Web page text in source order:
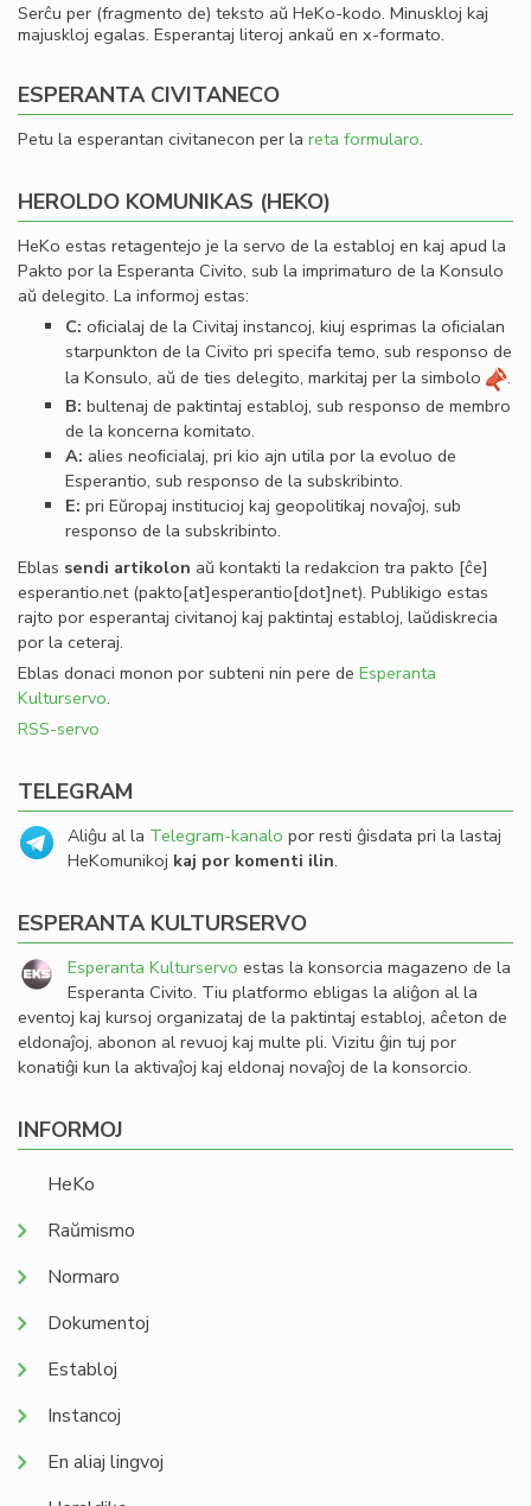
Serĉu per (fragmento de) teksto aŭ HeKo-kodo. Minuskloj kaj
majuskloj egalas. Esperantaj literoj ankaŭ en x-formato.
ESPERANTA CIVITANECO
Petu la esperantan civitanecon per la reta formularo.
HEROLDO KOMUNIKAS (HEKO)
HeKo estas retagentejo je la servo de la establoj en kaj apud la
Pakto por la Esperanta Civito, sub la imprimaturo de la Konsulo
aŭ delegito. La informoj estas:
C: oﬁcialaj de la Civitaj instancoj, kiuj esprimas la oﬁcialan
starpunkton de la Civito pri specifa temo, sub responso de
la Konsulo, aŭ de ties delegito, markitaj per la simbolo
.
B: bultenaj de paktintaj establoj, sub responso de membro
de la koncerna komitato.
A: alies neoﬁcialaj, pri kio ajn utila por la evoluo de
Esperantio, sub responso de la subskribinto.
E: pri Eŭropaj institucioj kaj geopolitikaj novaĵoj, sub
responso de la subskribinto.
Eblas sendi artikolon aŭ kontakti la redakcion tra pakto [ĉe]
esperantio.net(pakto[at]esperantio[dot]net). Publikigo estas
rajto por esperantaj civitanoj kaj paktintaj establoj, laŭdiskrecia
por la ceteraj.
Eblas donaci monon por subteni nin pere de Esperanta
Kulturservo.
RSS-servo
TELEGRAM
Aliĝu al la Telegram-kanalo por resti ĝisdata pri la lastaj
HeKomunikoj kaj por komenti ilin.
ESPERANTA KULTURSERVO
Esperanta Kulturservo estas la konsorcia magazeno de la
Esperanta Civito. Tiu platformo ebligas la aliĝon al la
eventoj kaj kursoj organizataj de la paktintaj establoj, aĉeton de
eldonaĵoj, abonon al revuoj kaj multe pli. Vizitu ĝin tuj por
konatiĝi kun la aktivaĵoj kaj eldonaj novaĵoj de la konsorcio.
INFORMOJ
HeKo
Raŭmismo
Normaro
Dokumentoj
Establoj
Instancoj
En aliaj lingvoj